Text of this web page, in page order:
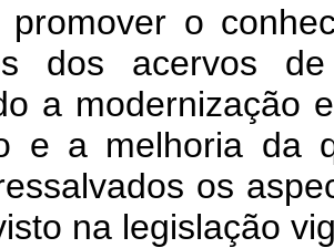
o
dos acervos
a modernização
e a melhoria da
os
na legislação